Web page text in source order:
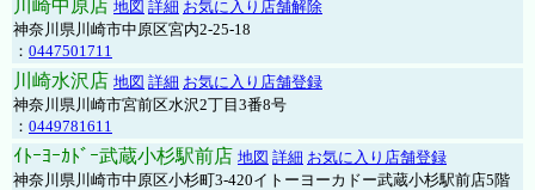
川崎中原店 地図 詳細 お気に入り店舗解除
神奈川県川崎市中原区宮内2-25-18
： 0447501711
川崎水沢店 地図 詳細 お気に入り店舗登録
神奈川県川崎市宮前区水沢2丁目3番8号
： 0449781611
ｲﾄｰﾖｰｶﾄﾞｰ武蔵小杉駅前店 地図 詳細 お気に入り店舗登録
神奈川県川崎市中原区小杉町3-420イトーヨーカドー武蔵小杉駅前店5階